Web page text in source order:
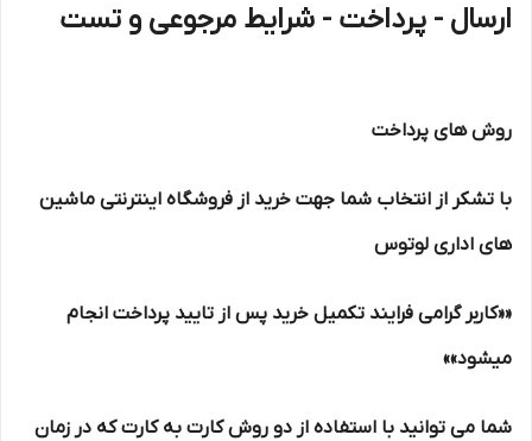
ارسال - پرداخت - شرایط مرجوعی و تست
روش های پرداخت
با تشکر از انتخاب شما جهت خرید از فروشگاه اینترنتی ماشین
های اداری لوتوس
««کاربر گرامی فرایند تکمیل خرید پس از تایید پرداخت انجام
میشود»»
شما می توانید با استفاده از دو روش کارت به کارت که در زمان